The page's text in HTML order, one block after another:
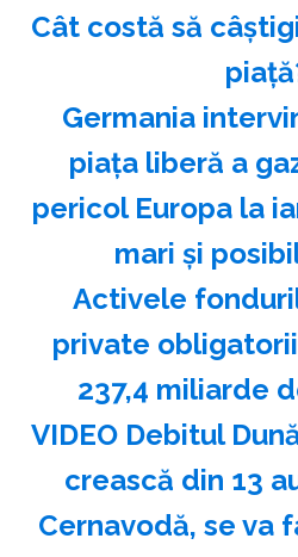
Cât costă să
Germania
piața liberă a
pericol Europa la
mari și
Activele
private
237,4 miliarde
VIDEO Debitul
crească din 13
Cernavodă, se va